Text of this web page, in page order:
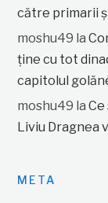
către primarii
moshu49 la
ține cu tot
capitolul
moshu49 la
Liviu Dragnea
META